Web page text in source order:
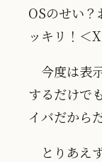
OSのせい？
ッキリ！＜
今度は表
するだけで
イバだから
とりあえ